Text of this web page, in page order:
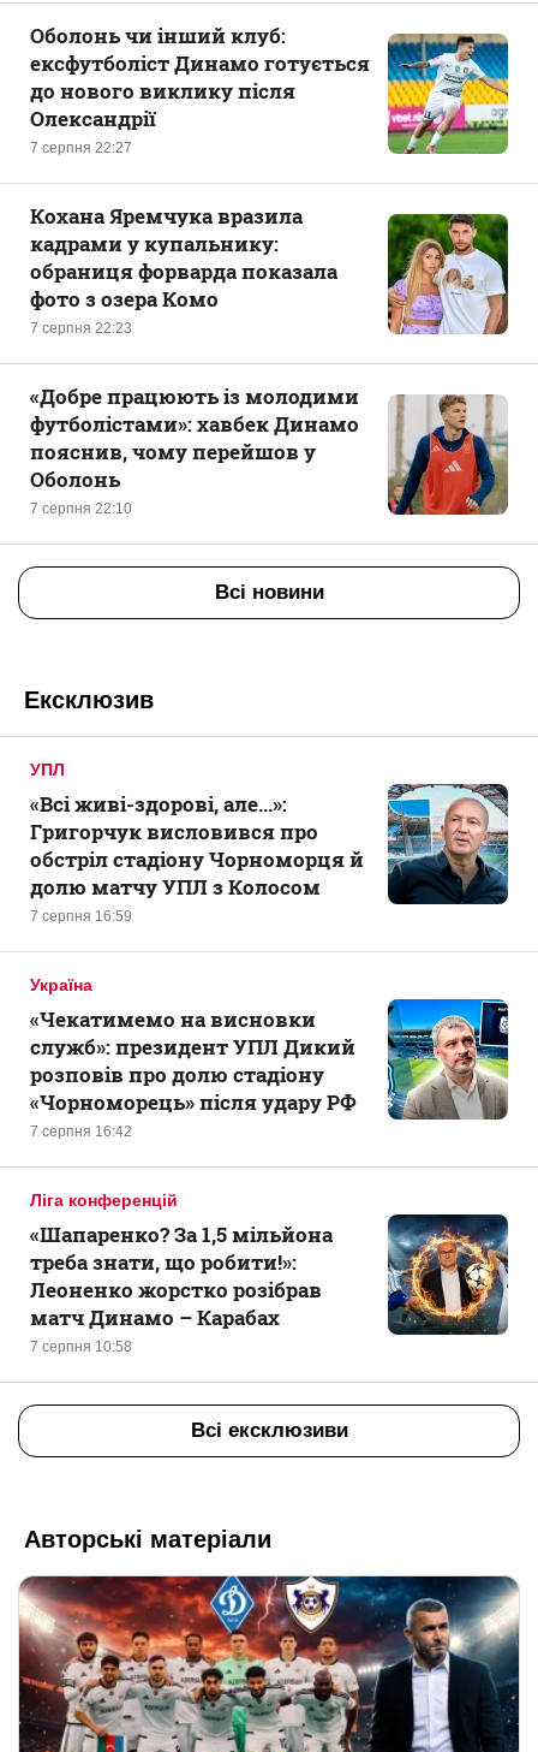
7 серпня 22:27
Оболонь чи інший клуб:
ексфутболіст Динамо готується
до нового виклику після
Олександрії
7 серпня 22:23
Кохана Яремчука вразила
кадрами у купальнику:
обраниця форварда показала
фото з озера Комо
7 серпня 22:10
«Добре працюють із молодими
футболістами»: хавбек Динамо
пояснив, чому перейшов у
Оболонь
Всі новини
Ексклюзив
УПЛ
7 серпня 16:59
«Всі живі-здорові, але...»:
Григорчук висловився про
обстріл стадіону Чорноморця й
долю матчу УПЛ з Колосом
Україна
7 серпня 16:42
«Чекатимемо на висновки
служб»: президент УПЛ Дикий
розповів про долю стадіону
«Чорноморець» після удару РФ
Ліга конференцій
7 серпня 10:58
«Шапаренко? За 1,5 мільйона
треба знати, що робити!»:
Леоненко жорстко розібрав
матч Динамо – Карабах
Всі ексклюзиви
Авторські матеріали